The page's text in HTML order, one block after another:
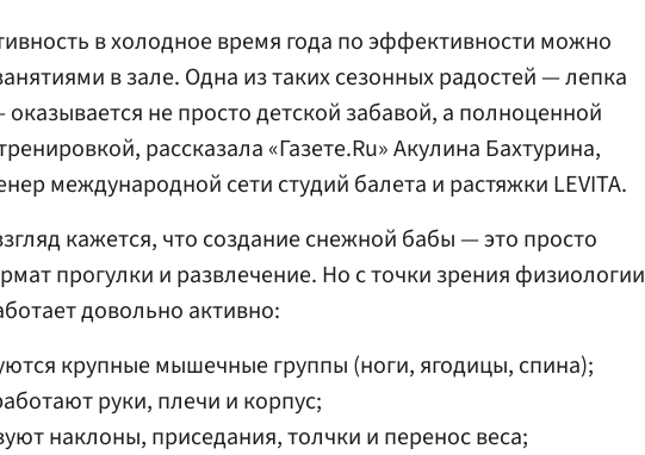
в холодное время года по эффективности можно
в зале. Одна из таких сезонных радостей — лепка
оказывается не просто детской забавой, а полноценной
рассказала «Газете.Ru» Акулина Бахтурина,
международной сети студий балета и растяжки LEVITA.
кажется, что создание снежной бабы — это просто
прогулки и развлечение. Но с точки зрения физиологии
довольно активно:
крупные мышечные группы (ноги, ягодицы, спина);
руки, плечи и корпус;
наклоны, приседания, толчки и перенос веса;